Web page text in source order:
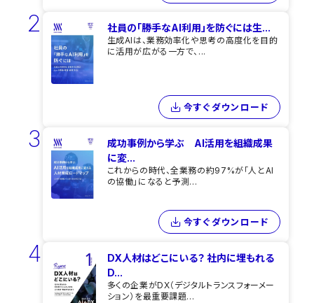
2 社員の「勝手なAI利用」を​防ぐには​生...
生成AIは、業務効率化や思考の高度化を目的
に活用が広がる一方で、...
今すぐダウンロード
3
成功事例から学ぶ AI活用を組織成果
に変...
これからの時代、全業務の約97%が「人とAI
の協働」になると予測...
今すぐダウンロード
4
DX人材はどこにいる？ 社内に埋もれる
D...
多くの企業がDX（デジタルトランスフォーメー
ション）を最重要課題...